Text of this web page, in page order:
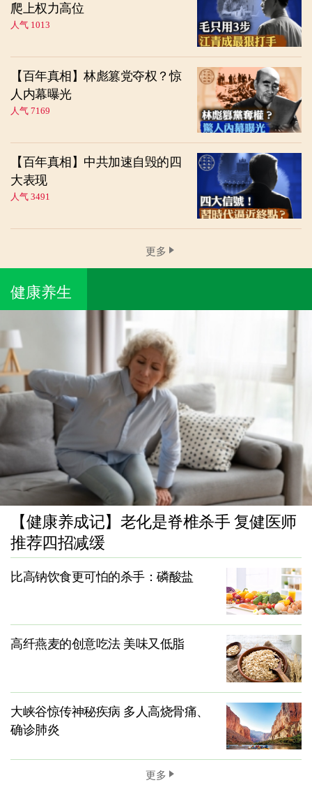
爬上权力高位
人气 1013
【百年真相】林彪篡党夺权？惊
人内幕曝光
人气 7169
【百年真相】中共加速自毁的四
大表现
人气 3491
更多
健康养生
【健康养成记】老化是脊椎杀手 复健医师
推荐四招减缓
比高钠饮食更可怕的杀手：磷酸盐
高纤燕麦的创意吃法 美味又低脂
大峡谷惊传神秘疾病 多人高烧骨痛、
确诊肺炎
更多